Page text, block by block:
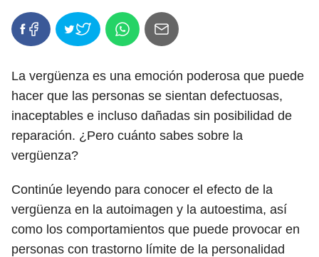
La vergüenza es una emoción poderosa que puede
hacer que las personas se sientan defectuosas,
inaceptables e incluso dañadas sin posibilidad de
reparación. ¿Pero cuánto sabes sobre la
vergüenza?
Continúe leyendo para conocer el efecto de la
vergüenza en la autoimagen y la autoestima, así
como los comportamientos que puede provocar en
personas con trastorno límite de la personalidad